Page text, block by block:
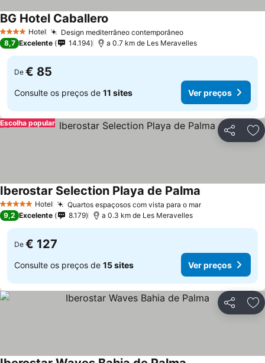
4 EstrelasHotel Design mediterrâneo contemporâneo
BG Hotel Caballero
8,7 Excelente 14.194 a 0.7 km de Les Meravelles
De € 85
Consulte os preços de 11 sites Ver preços
Partilhar
Escolha popular
5 Estrelas Hotel Quartos espaçosos com vista para o mar
Iberostar Selection Playa de Palma
9,2 Excelente 8.179 a 0.3 km de Les Meravelles
De € 127
Consulte os preços de 15 sites Ver preços
Partilhar